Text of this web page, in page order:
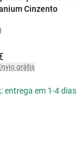
Cinzento
grátis
entrega em 1-4 dias